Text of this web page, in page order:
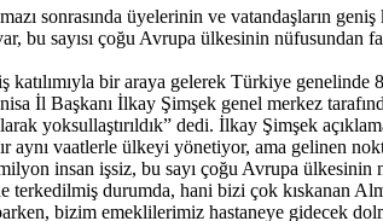
sonrasında üyelerinin ve vatandaşların
bu sayısı çoğu Avrupa ülkesinin nüfusundan
bir araya gelerek Türkiye
İl Başkanı İlkay Şimşek genel merkez
yoksullaştırıldık” dedi. İlkay Şimşek
vaatlerle ülkeyi yönetiyor, ama gelinen
milyon insan işsiz, bu sayı çoğu Avrupa
durumda, hani bizi çok kıskanan
bizim emeklilerimiz hastaneye gidecek